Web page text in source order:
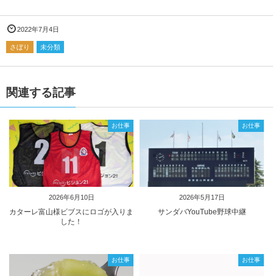
2022年7月4日
さぼり 未分類
関連する記事
2026年6月10日
お仕事
カターレ富山様ビブスにロゴが入りま
した！
2026年5月17日
お仕事
サンダバYouTube野球中継
お仕事 お仕事